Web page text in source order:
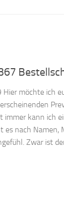
Hier möchte ich
immer kann ich
es nach Namen,
Zwar ist der